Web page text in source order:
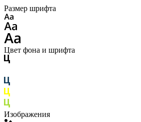
Размер шрифта
Цвет фона и шрифта
Изображения